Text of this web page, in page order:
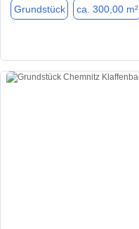
Grundstück ca. 300,00 m²